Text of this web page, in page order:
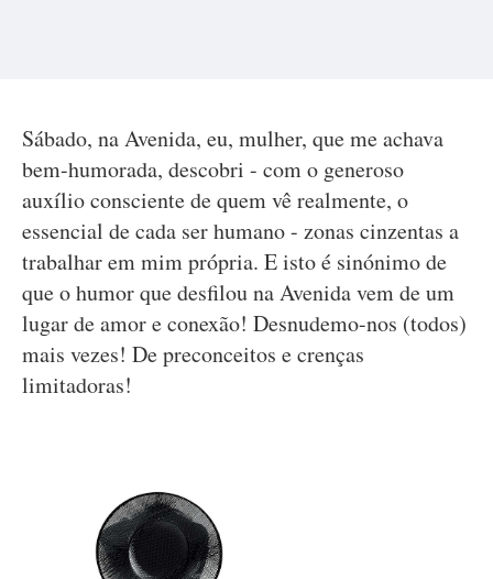
Sábado, na Avenida, eu, mulher, que me achava
bem-humorada, descobri - com o generoso
auxílio consciente de quem vê realmente, o
essencial de cada ser humano - zonas cinzentas a
trabalhar em mim própria. E isto é sinónimo de
que o humor que desfilou na Avenida vem de um
lugar de amor e conexão! Desnudemo-nos (todos)
mais vezes! De preconceitos e crenças
limitadoras!